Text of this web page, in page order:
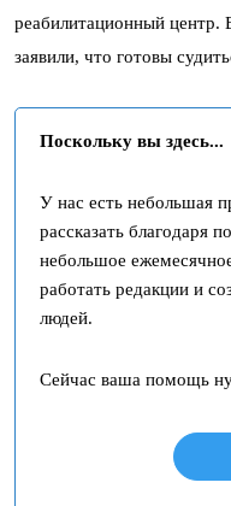
реабилитационный центр.
заявили, что готовы
Поскольку вы здесь...
У нас есть небольшая
рассказать благодаря
небольшое
работать редакции и
людей.
Сейчас ваша помощь